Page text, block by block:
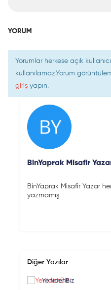
YORUM
Yorumlar herkese açık
kullanılamaz.Yorum
giriş yapın.
BinYaprak Misafir
BinYaprak Misafir Yazar
yazmamış
Diğer Yazılar
YenidenBiz